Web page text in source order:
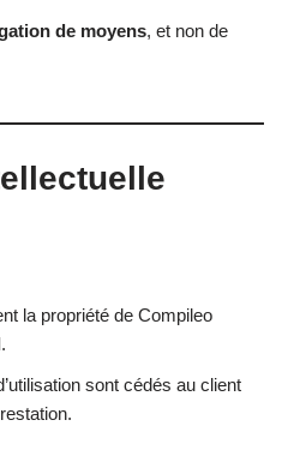
de moyens, et non de
la propriété de Compileo
.
sont cédés au client